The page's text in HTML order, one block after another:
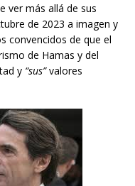
ver más allá de sus
de 2023 a imagen y
convencidos de que el
de Hamas y del
y “sus”valores